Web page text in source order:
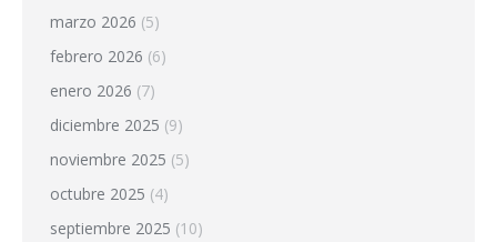
marzo 2026 (5)
febrero 2026 (6)
enero 2026 (7)
diciembre 2025 (9)
noviembre 2025 (5)
octubre 2025 (4)
septiembre 2025 (10)